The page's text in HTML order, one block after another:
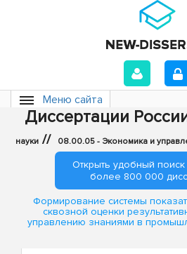
Меню сайта
Диссертации
науки // 08.00.05 - Экономика и
Открыть удобный поиск
более 800 000
Формирование системы
сквозной оценки
управлению знаниями в